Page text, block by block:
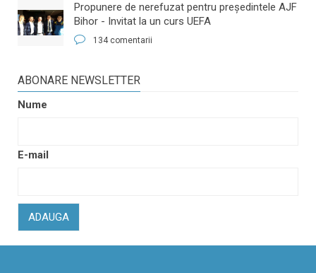
​Propunere de nerefuzat pentru preşedintele AJF
Bihor - Invitat la un curs UEFA
134 comentarii
ABONARE NEWSLETTER
Nume
E-mail
ADAUGA